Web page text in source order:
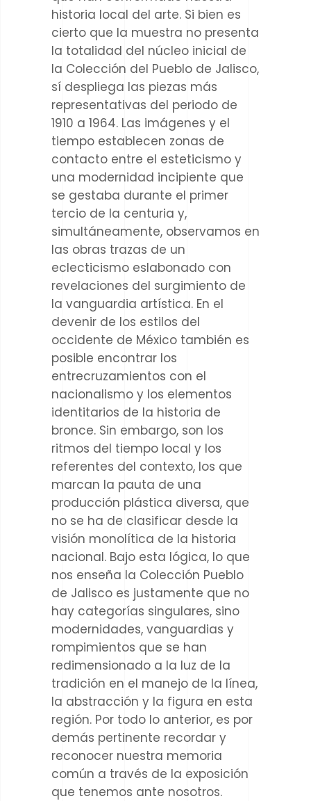
historia local del arte. Si bien es
cierto que la muestra no presenta
la totalidad del núcleo inicial de
la Colección del Pueblo de Jalisco,
sí despliega las piezas más
representativas del periodo de
1910 a 1964. Las imágenes y el
tiempo establecen zonas de
contacto entre el esteticismo y
una modernidad incipiente que
se gestaba durante el primer
tercio de la centuria y,
simultáneamente, observamos en
las obras trazas de un
eclecticismo eslabonado con
revelaciones del surgimiento de
la vanguardia artística. En el
devenir de los estilos del
occidente de México también es
posible encontrar los
entrecruzamientos con el
nacionalismo y los elementos
identitarios de la historia de
bronce. Sin embargo, son los
ritmos del tiempo local y los
referentes del contexto, los que
marcan la pauta de una
producción plástica diversa, que
no se ha de clasificar desde la
visión monolítica de la historia
nacional. Bajo esta lógica, lo que
nos enseña la Colección Pueblo
de Jalisco es justamente que no
hay categorías singulares, sino
modernidades, vanguardias y
rompimientos que se han
redimensionado a la luz de la
tradición en el manejo de la línea,
la abstracción y la figura en esta
región. Por todo lo anterior, es por
demás pertinente recordar y
reconocer nuestra memoria
común a través de la exposición
que tenemos ante nosotros.